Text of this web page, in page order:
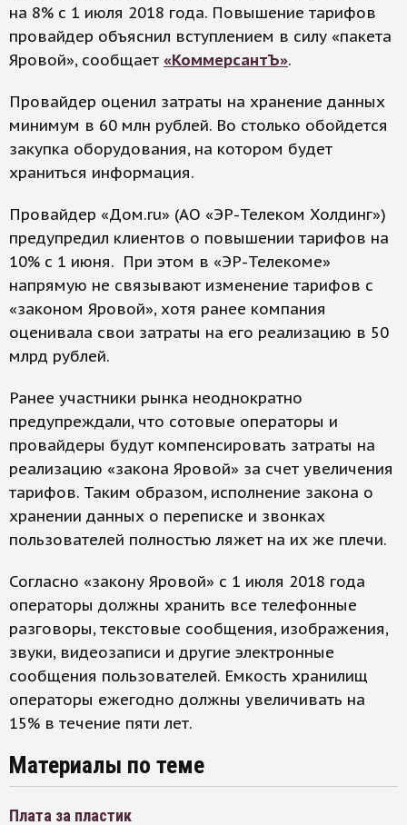
на 8% с 1 июля 2018 года. Повышение тарифов
провайдер объяснил вступлением в силу «пакета
Яровой», сообщает «КоммерсантЪ».
Провайдер оценил затраты на хранение данных
минимум в 60 млн рублей. Во столько обойдется
закупка оборудования, на котором будет
храниться информация.
Провайдер «Дом.ru» (АО «ЭР-Телеком Холдинг»)
предупредил клиентов о повышении тарифов на
10% с 1 июня. При этом в «ЭР-Телекоме»
напрямую не связывают изменение тарифов с
«законом Яровой», хотя ранее компания
оценивала свои затраты на его реализацию в 50
млрд рублей.
Ранее участники рынка неоднократно
предупреждали, что сотовые операторы и
провайдеры будут компенсировать затраты на
реализацию «закона Яровой» за счет увеличения
тарифов. Таким образом, исполнение закона о
хранении данных о переписке и звонках
пользователей полностью ляжет на их же плечи.
Согласно «закону Яровой» с 1 июля 2018 года
операторы должны хранить все телефонные
разговоры, текстовые сообщения, изображения,
звуки, видеозаписи и другие электронные
сообщения пользователей. Емкость хранилищ
операторы ежегодно должны увеличивать на
15% в течение пяти лет.
Материалы по теме
Плата за пластик